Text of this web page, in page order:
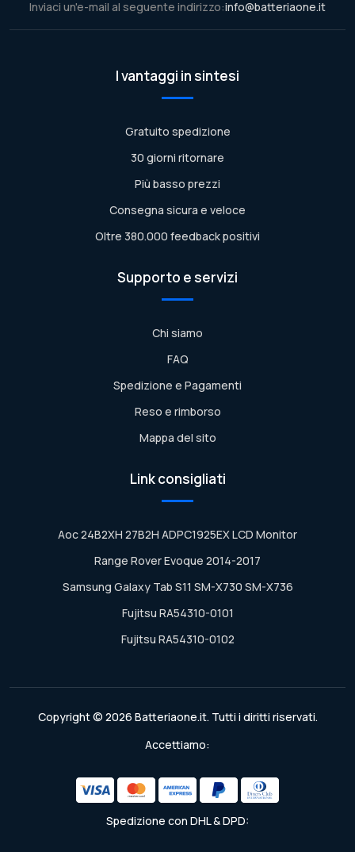
Inviaci un'e-mail al seguente indirizzo:info@batteriaone.it
I vantaggi in sintesi
Gratuito spedizione
30 giorni ritornare
Più basso prezzi
Consegna sicura e veloce
Oltre 380.000 feedback positivi
Supporto e servizi
Chi siamo
FAQ
Spedizione e Pagamenti
Reso e rimborso
Mappa del sito
Link consigliati
Aoc 24B2XH 27B2H ADPC1925EX LCD Monitor
Range Rover Evoque 2014-2017
Samsung Galaxy Tab S11 SM-X730 SM-X736
Fujitsu RA54310-0101
Fujitsu RA54310-0102
Copyright © 2026 Batteriaone.it. Tutti i diritti riservati.
Accettiamo:
Spedizione con DHL & DPD: